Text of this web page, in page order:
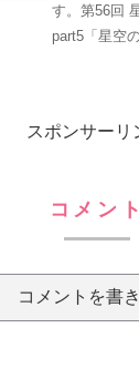
す。第56回
part5「星空
アルコール
スポンサーリ
コメント
コメントを書